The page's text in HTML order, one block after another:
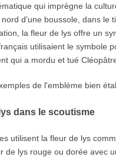
qui imprègne la
d'une boussole, dans le
la fleur de lys offre un
utilisaient le symbole
qui a mordu et tué
de l'emblème bien
dans le scoutisme
utilisent la fleur de lys
de lys rouge ou dorée avec